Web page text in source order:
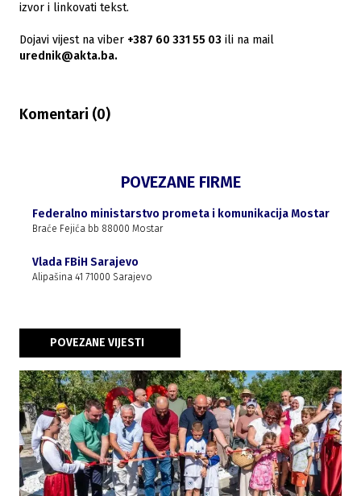
izvor i linkovati tekst.
Dojavi vijest na viber +387 60 331 55 03 ili na mail
urednik@akta.ba.
Komentari (0)
POVEZANE FIRME
Federalno ministarstvo prometa i komunikacija Mostar
Braće Fejića bb 88000 Mostar
Vlada FBiH Sarajevo
Alipašina 41 71000 Sarajevo
POVEZANE VIJESTI